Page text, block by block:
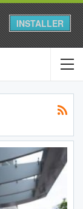
INSTALLER